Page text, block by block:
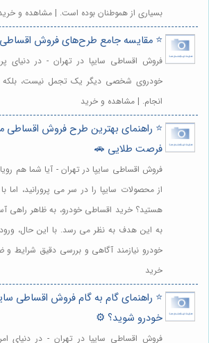
بسیاری از هموطنان بوده است. | مشاهده و
⭐️ مقایسه جامع طرح‌های فروش اقساطی
فروش اقساطی سایپا در تهران - در دنیای
خودروی شخصی دیگر یک تجمل نیست، بلکه
انجام. | مشاهده و خرید
⭐️ راهنمای بهترین طرح فروش اقساطی
فرصت طلایی 🚗
فروش اقساطی سایپا در تهران - آیا شما هم
از محصولات سایپا را در سر می پرورانید،
هستید؟ خرید اقساطی خودرو، به ظاهر راهی
به این هدف به نظر می رسد. با این حال،
خودرو نیازمند آگاهی و بررسی دقیق شرایط
خرید
⭐️ راهنمای گام به گام فروش اقساطی
خودرو شوید؟ ⚙️
فروش اقساطی سایپا در تهران - در دنیای